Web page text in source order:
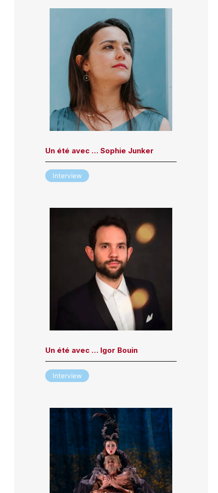
Un été avec … Sophie Junker
Interview
Un été avec … Igor Bouin
Interview